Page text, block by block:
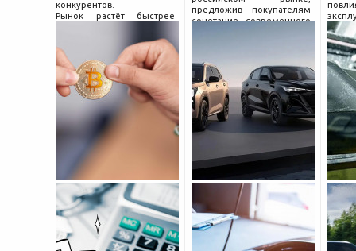
конкурентов.
Рынок растёт быстрее
поведения на нём.
Петербургские
криптообменники,
московские
предложив покупателям
сочетание современного
насчитывает несколько
десятилетий
и